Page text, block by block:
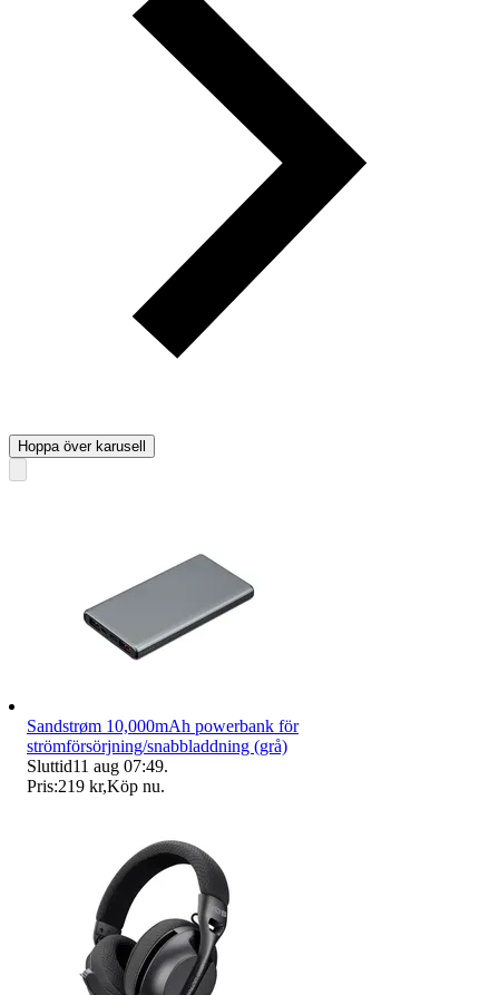
Hoppa över karusell
Sandstrøm 10,000mAh powerbank för
strömförsörjning/snabbladdning (grå)
Sluttid11 aug 07:49.
Pris:219 kr,Köp nu.